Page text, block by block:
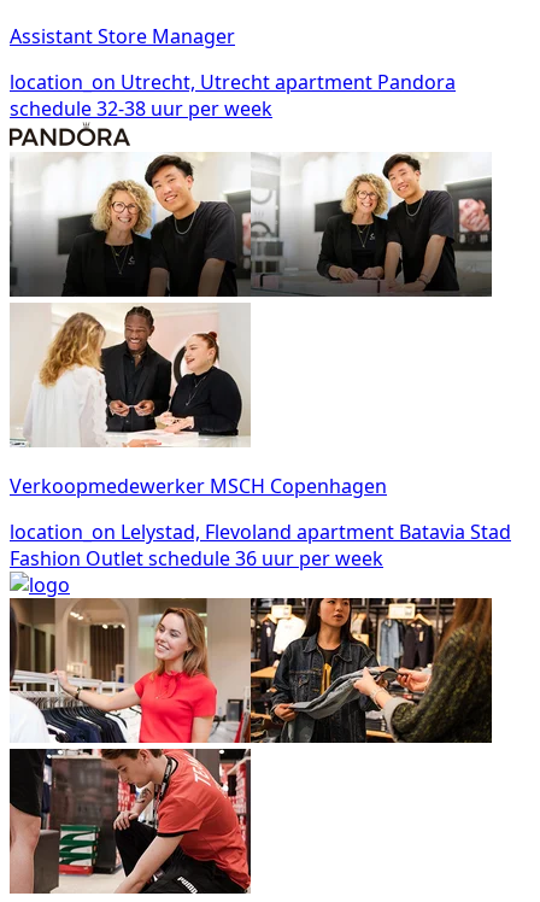
Assistant Store Manager
location_on Utrecht, Utrechtapartment Pandora
schedule32-38 uur per week
Verkoopmedewerker MSCH Copenhagen
location_on Lelystad, Flevoland apartment Batavia Stad
Fashion Outletschedule36 uur per week